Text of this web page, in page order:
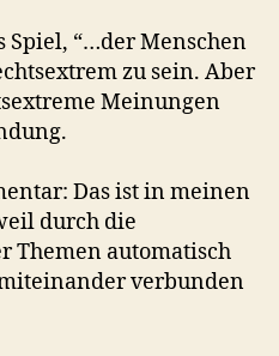
Spiel, “…der Menschen
zu sein. Aber
Meinungen
Das ist in meinen
durch die
Themen automatisch
verbunden